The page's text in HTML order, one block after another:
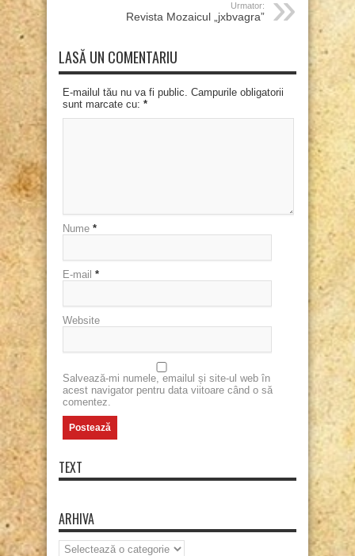
Urmator:
Revista Mozaicul „jxbvagra”
LASĂ UN COMENTARIU
E-mailul tău nu va fi public. Campurile obligatorii
sunt marcate cu: *
Nume *
E-mail *
Website
Salvează-mi numele, emailul și site-ul web în
acest navigator pentru data viitoare când o să
comentez.
TEXT
ARHIVA
Arhiva